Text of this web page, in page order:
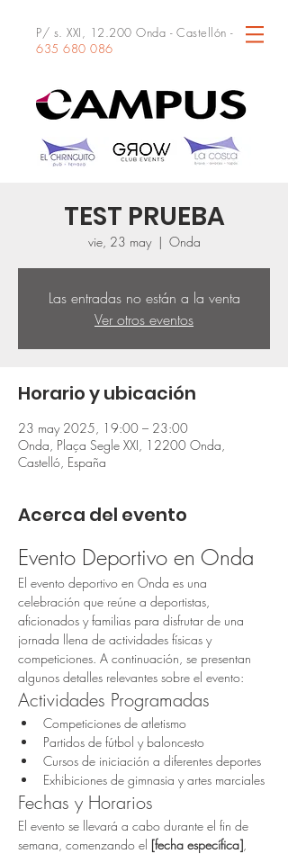
P/ s. XXI, 12.200 Onda - Castellón -
635 680 086
TEST PRUEBA
vie, 23 may
  |
Onda
Las entradas no están a la venta
Ver otros eventos
Horario y ubicación
23 may 2025, 19:00 – 23:00
Onda, Plaça Segle XXI, 12200 Onda,
Castelló, España
Acerca del evento
Evento Deportivo en Onda
El evento deportivo en Onda es una
celebración que reúne a deportistas,
aficionados y familias para disfrutar de una
jornada llena de actividades físicas y
competiciones. A continuación, se presentan
algunos detalles relevantes sobre el evento:
Actividades Programadas
Competiciones de atletismo
Partidos de fútbol y baloncesto
Cursos de iniciación a diferentes deportes
Exhibiciones de gimnasia y artes marciales
Fechas y Horarios
El evento se llevará a cabo durante el fin de
semana, comenzando el [fecha específica],